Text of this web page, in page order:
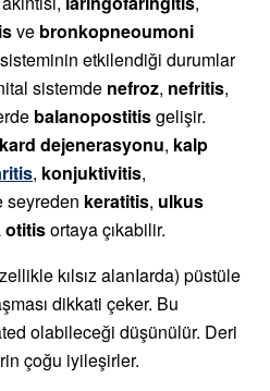
ve bronkopneoumoni
etkilendiği durumlar
sistemde nefroz, nefritis,
balanopostitisgelişir.
dejenerasyonu, kalp
, konjuktivitis,
seyreden keratitis, ulkus
otitisortaya çıkabilir.
kılsız alanIarda) püstüle
dikkati çeker. Bu
olabileceği düşünülür. Deri
çoğu iyileşirler.